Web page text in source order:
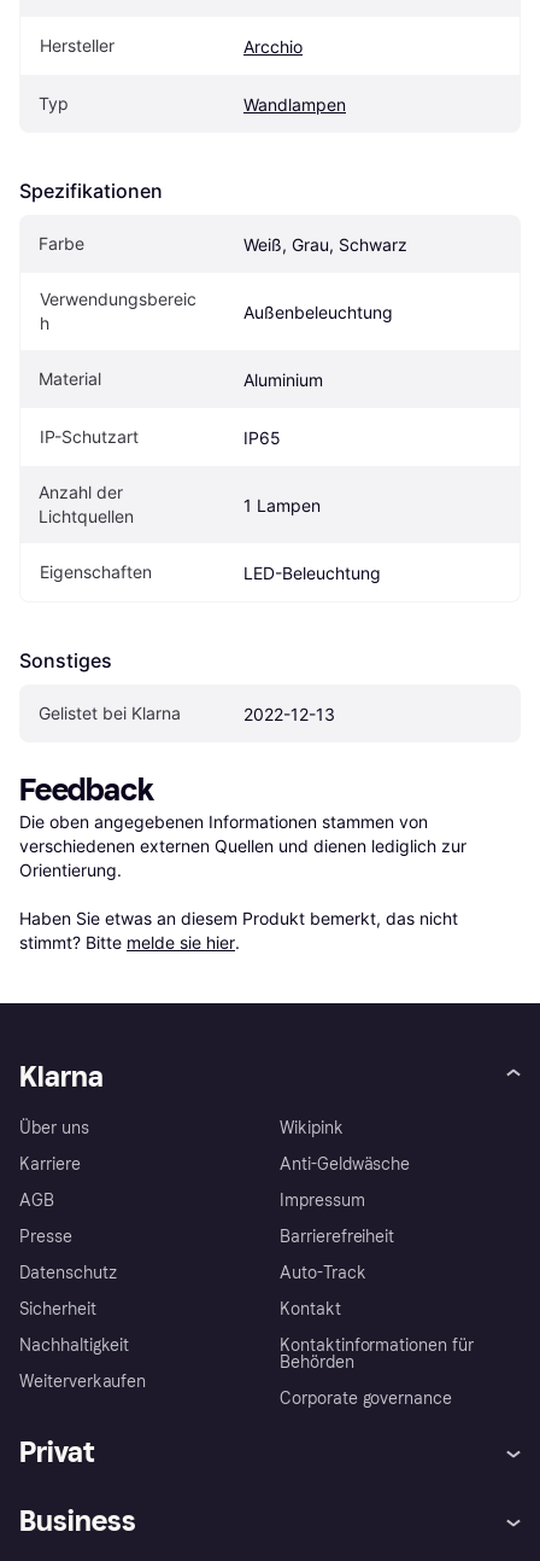
Hersteller Arcchio
Typ Wandlampen
Spezifikationen
Farbe Weiß, Grau, Schwarz
Verwendungsbereic
h
Außenbeleuchtung
Material Aluminium
IP-Schutzart IP65
Anzahl der
Lichtquellen
1 Lampen
Eigenschaften LED-Beleuchtung
Sonstiges
Gelistet bei Klarna 2022-12-13
Feedback
Die oben angegebenen Informationen stammen von
verschiedenen externen Quellen und dienen lediglich zur
Orientierung.
Haben Sie etwas an diesem Produkt bemerkt, das nicht
stimmt? Bitte melde sie hier.
Klarna
Über uns
Karriere
AGB
Presse
Datenschutz
Sicherheit
Nachhaltigkeit
Weiterverkaufen
Wikipink
Anti-Geldwäsche
Impressum
Barrierefreiheit
Auto-Track
Kontakt
Kontaktinformationen für
Behörden
Corporate governance
Privat
Business